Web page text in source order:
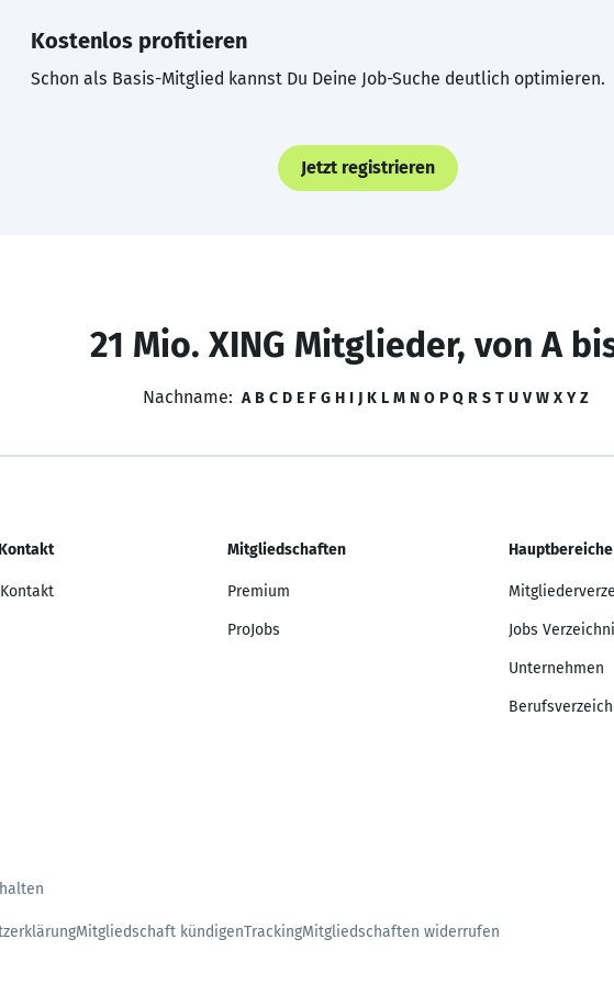
Kostenlos profitieren
Schon als Basis-Mitglied kannst Du Deine Job-Suche deutlich optimieren.
Jetzt registrieren
21 Mio. XING Mitglieder, von A
Nachname: A B C D E F G H I J K L M N O P Q R S T U V W X Y Z
Mitgliedschaften
Premium
ProJobs
Hauptbereiche
Jobs
Unternehmen
Mitgliedschaft kündigenTrackingMitgliedschaften widerrufen